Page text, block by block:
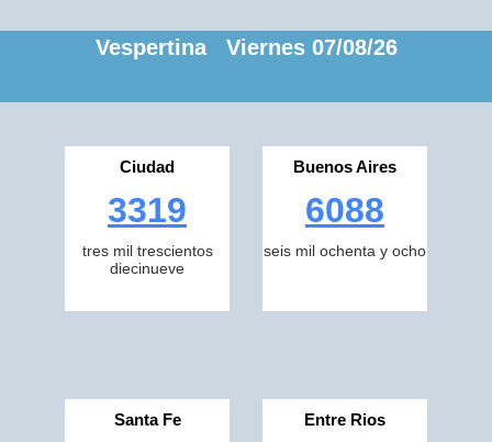
Vespertina Viernes 07/08/26
Ciudad
3319
tres mil trescientos
diecinueve
Buenos Aires
6088
seis mil ochenta y ocho
Santa Fe Entre Rios